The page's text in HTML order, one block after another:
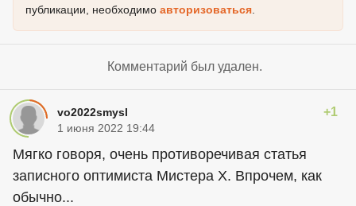
публикации, необходимо авторизоваться
Комментарий был удален.
vo2022smysl +1
1 июня 2022 19:44
Мягко говоря, очень противоречивая статья
записного оптимиста Мистера Х. Впрочем, как
обычно...